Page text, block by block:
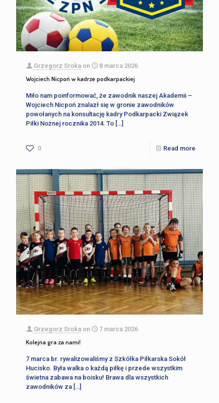
Grzegorz Sroka on 8 marca 2026
Wojciech Nicpoń w kadrze podkarpackiej
Miło nam poinformować, że zawodnik naszej Akademii –
Wojciech Nicpoń znalazł się w gronie zawodników
powołanych na konsultację kadry Podkarpacki Związek
Piłki Nożnej rocznika 2014. To […]
0 Read more
Grzegorz Sroka on 7 marca 2026
Kolejna gra za nami!
7 marca br. rywalizowaliśmy z Szkółka Piłkarska Sokół
Hucisko. Była walka o każdą piłkę i przede wszystkim
świetna zabawa na boisku! Brawa dla wszystkich
zawodników za […]